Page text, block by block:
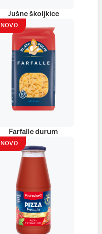
Jušne školjkice
NOVO
Farfalle durum
NOVO